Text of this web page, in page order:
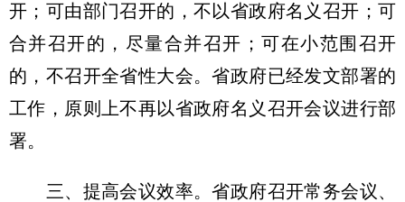
开；可由部门召开的，不以省政府名义召开；可
合并召开的，尽量合并召开；可在小范围召开
的，不召开全省性大会。省政府已经发文部署的
工作，原则上不再以省政府名义召开会议进行部
署。
三、提高会议效率。省政府召开常务会议、